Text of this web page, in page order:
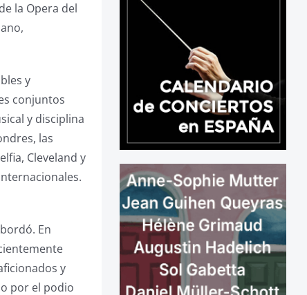
la Opera del
y
conjuntos
y disciplina
las
Cleveland y
En
y
por el podio